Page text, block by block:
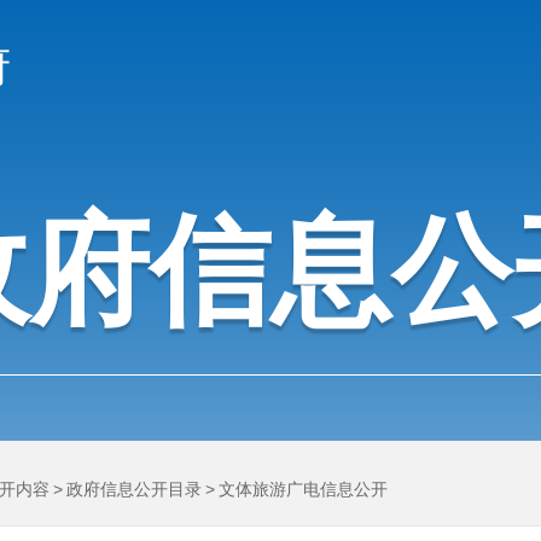
府信息公
内容 >政府信息公开目录>文体旅游广电信息公开